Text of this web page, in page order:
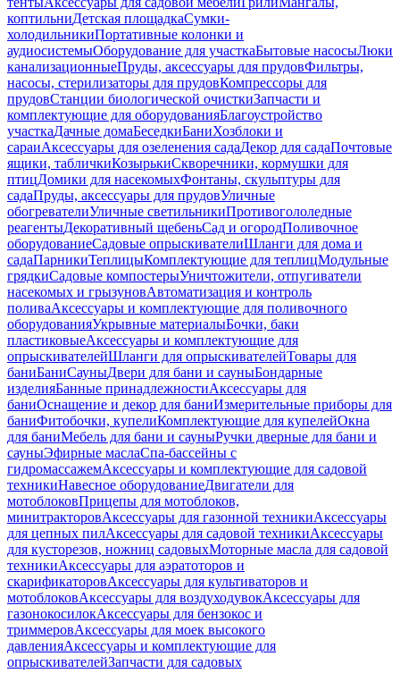
коптильниДетская площадкаСумки-
холодильникиПортативные колонки и
аудиосистемыОборудование для участкаБытовые насосыЛюки
канализационныеПруды, аксессуары для прудовФильтры,
насосы, стерилизаторы для прудовКомпрессоры для
прудовСтанции биологической очисткиЗапчасти и
комплектующие для оборудованияБлагоустройство
участкаДачные домаБеседкиБаниХозблоки и
сараиАксессуары для озеленения садаДекор для садаПочтовые
ящики, табличкиКозырькиСкворечники, кормушки для
птицДомики для насекомыхФонтаны, скульптуры для
садаПруды, аксессуары для прудовУличные
обогревателиУличные светильникиПротивогололедные
реагентыДекоративный щебеньСад и огородПоливочное
оборудованиеСадовые опрыскивателиШланги для дома и
садаПарникиТеплицыКомплектующие для теплицМодульные
грядкиСадовые компостерыУничтожители, отпугиватели
насекомых и грызуновАвтоматизация и контроль
поливаАксессуары и комплектующие для поливочного
оборудованияУкрывные материалыБочки, баки
пластиковыеАксессуары и комплектующие для
опрыскивателейШланги для опрыскивателейТовары для
баниБаниСауныДвери для бани и сауныБондарные
изделияБанные принадлежностиАксессуары для
баниОснащение и декор для баниИзмерительные приборы для
баниФитобочки, купелиКомплектующие для купелейОкна
для баниМебель для бани и сауныРучки дверные для бани и
сауныЭфирные маслаСпа-бассейны с
гидромассажемАксессуары и комплектующие для садовой
техникиНавесное оборудованиеДвигатели для
мотоблоковПрицепы для мотоблоков,
минитракторовАксессуары для газонной техникиАксессуары
для цепных пилАксессуары для садовой техникиАксессуары
для кусторезов, ножниц садовыхМоторные масла для садовой
техникиАксессуары для аэратоторов и
скарификаторовАксессуары для культиваторов и
мотоблоковАксессуары для воздуходувокАксессуары для
газонокосилокАксессуары для бензокос и
триммеровАксессуары для моек высокого
давленияАксессуары и комплектующие для
опрыскивателейЗапчасти для садовых